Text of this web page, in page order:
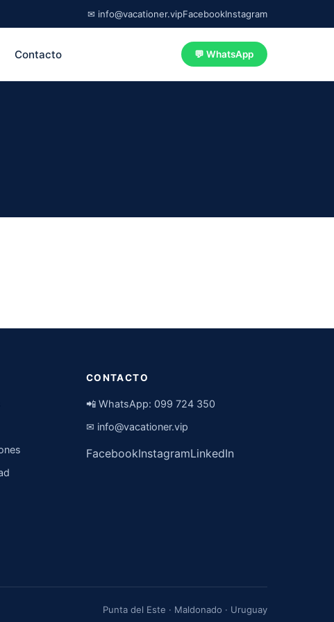
✉ info@vacationer.vipFacebookInstagram
Contacto 💬 WhatsApp
CONTACTO
📲 WhatsApp: 099 724 350
✉ info@vacationer.vip
FacebookInstagramLinkedIn
Punta del Este · Maldonado · Uruguay